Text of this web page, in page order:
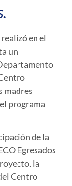
en el
un
madres
programa
de la
Egresados
la
Centro